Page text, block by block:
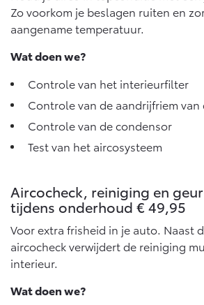
Vanaf € 37.995,- Vanaf €
BATTERIJ-ELEKTRISCH
Vanaf € 39.995,- Vanaf
Mirai
Connected Services
MyToyota login
MyToyota App
Connected check
Navigatie updates
Zo voorkom je beslagen ruiten en
aangename temperatuur.
Wat doen we?
Controle van het interieurfilter
Controle van de aandrijfriem
Controle van de condensor
Test van het aircosysteem
Aircocheck, reiniging en
tijdens onderhoud € 49,95
Voor extra frisheid in je auto. Naast
aircocheck verwijdert de reiniging
interieur.
Wat doen we?